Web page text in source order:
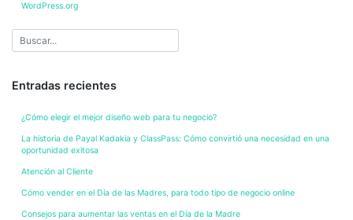
WordPress.org
Entradas recientes
¿Cómo elegir el mejor diseño web para tu negocio?
La historia de Payal Kadakia y ClassPass: Cómo convirtió una necesidad en una
oportunidad exitosa
Atención al Cliente
Cómo vender en el Día de las Madres, para todo tipo de negocio online
Consejos para aumentar las ventas en el Día de la Madre